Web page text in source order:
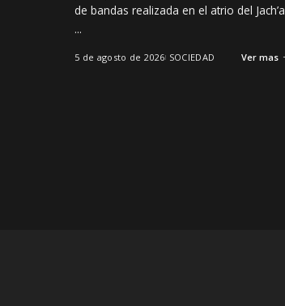
de bandas realizada en el atrio del Jach’a
...
5 de agosto de 2026 SOCIEDAD Ver mas